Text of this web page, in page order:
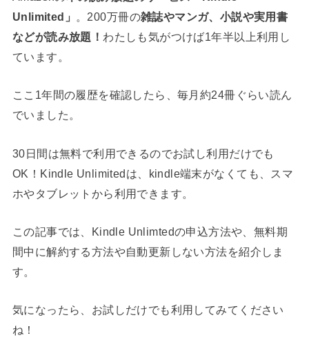
Unlimited」
。200万冊の雑誌やマンガ、小説や実用書
などが読み放題！ わたしも気がつけば1年半以上利用し
ています。
ここ1年間の履歴を確認したら、毎月約24冊ぐらい読ん
でいました。
30日間は無料で利用できるのでお試し利用だけでも
OK！Kindle Unlimitedは、kindle端末がなくても、スマ
ホやタブレットから利用できます。
この記事では、Kindle Unlimtedの申込方法や、無料期
間中に解約する方法や自動更新しない方法を紹介しま
す。
気になったら、お試しだけでも利用してみてください
ね！